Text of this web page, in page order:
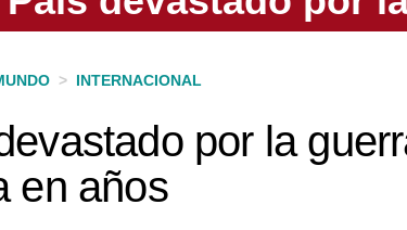
> INTERNACIONAL
por la
en años